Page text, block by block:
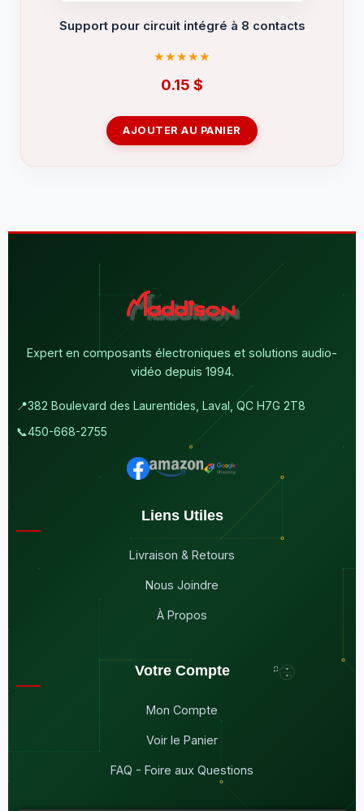
Support pour circuit intégré à 8 contacts
0.15 $
AJOUTER AU PANIER
Expert en composants électroniques et solutions audio-
vidéo depuis 1994.
📍382 Boulevard des Laurentides, Laval, QC H7G 2T8
📞450-668-2755
Liens Utiles
Livraison & Retours
Nous Joindre
À Propos
Votre Compte
Mon Compte
Voir le Panier
FAQ - Foire aux Questions